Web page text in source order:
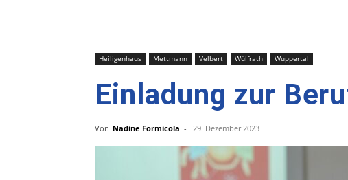
Heiligenhaus Mettmann Velbert Wülfrath Wuppertal
Einladung zur
Von Nadine Formicola - 29. Dezember 2023